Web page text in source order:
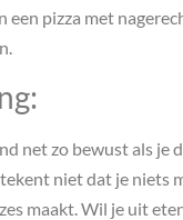
een pizza met
net zo bewust als je
niet dat je niets
maakt. Wil je uit